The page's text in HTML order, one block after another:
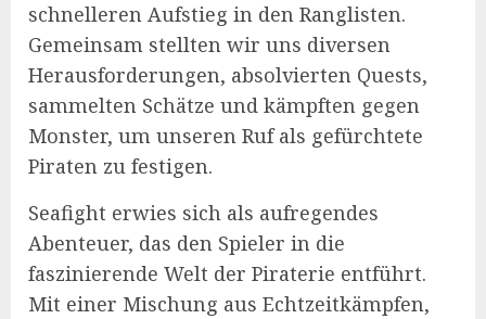
schnelleren Aufstieg in den Ranglisten.
Gemeinsam stellten wir uns diversen
Herausforderungen, absolvierten Quests,
sammelten Schätze und kämpften gegen
Monster, um unseren Ruf als gefürchtete
Piraten zu festigen.
Seafight erwies sich als aufregendes
Abenteuer, das den Spieler in die
faszinierende Welt der Piraterie entführt.
Mit einer Mischung aus Echtzeitkämpfen,